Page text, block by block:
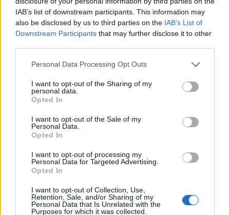
IAB’s list of downstream participants. This information may
also be disclosed by us to third parties on the IAB’s List of
Downstream Participants that may further disclose it to other
Personal Data Processing Opt Outs
I want to opt-out of the Sharing of my
personal data.
Opted In
I want to opt-out of the Sale of my
Personal Data.
Opted In
I want to opt-out of processing my
Personal Data for Targeted Advertising.
Opted In
I want to opt-out of Collection, Use,
Retention, Sale, and/or Sharing of my
Personal Data that Is Unrelated with the
Purposes for which it was collected.
+ Letras de Pop
Lo Mejor del Pop Novedades Pop
Comenta o pregunta lo que desees sobre Los Brincos
o 'Sorbito de Champán'
Comentarios (2)